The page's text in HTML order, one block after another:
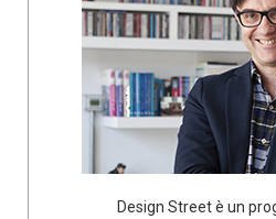
Design Street è un